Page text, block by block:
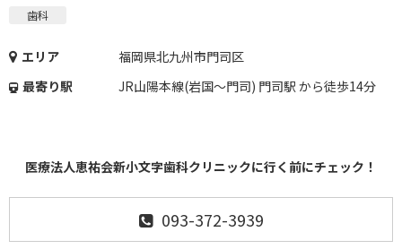
歯科
エリア
福岡県北九州市門司区
最寄り駅
JR山陽本線(岩国～門司) 門司駅 から徒歩14分
医療法人恵祐会新小文字歯科クリニックに行く前にチェック！
093-372-3939